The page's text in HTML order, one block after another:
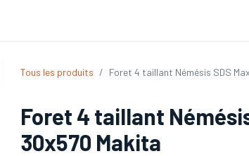
Tous les produits Foret 4 taillant Némésis SDS
Foret 4 taillant
30x570 Makita